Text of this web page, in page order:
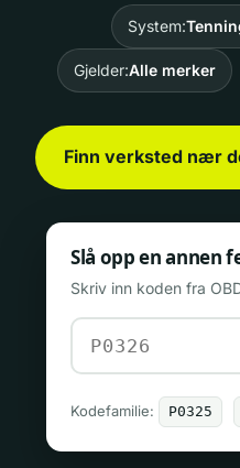
System:
Gjelder:Alle merker
Finn verksted nær
Slå opp en annen
Skriv inn koden fra
Kodefamilie: P0325